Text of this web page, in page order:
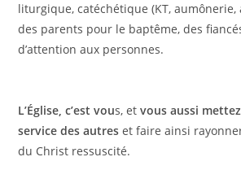
liturgique, catéchétique (KT, aumônerie,
des parents pour le baptême, des
d’attention aux personnes.
L’Église, c’est vous, etvous aussi
service des autres et faire ainsi
du Christ ressuscité.